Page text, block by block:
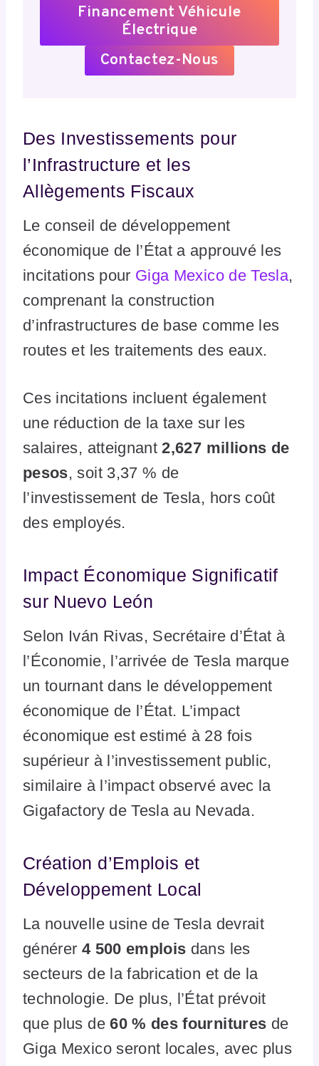
Financement Véhicule
Électrique
Contactez-Nous
Des Investissements pour
l’Infrastructure et les
Allègements Fiscaux
Le conseil de développement
économique de l’État a approuvé les
incitations pour Giga Mexico de Tesla,
comprenant la construction
d’infrastructures de base comme les
routes et les traitements des eaux.
Ces incitations incluent également
une réduction de la taxe sur les
salaires, atteignant2,627 millions de
pesos, soit 3,37 % de
l’investissement de Tesla, hors coût
des employés.
Impact Économique Significatif
sur Nuevo León
Selon Iván Rivas, Secrétaire d’État à
l’Économie, l’arrivée de Tesla marque
un tournant dans le développement
économique de l’État. L’impact
économique est estimé à 28 fois
supérieur à l’investissement public,
similaire à l’impact observé avec la
Gigafactory de Tesla au Nevada.
Création d’Emplois et
Développement Local
La nouvelle usine de Tesla devrait
générer 4 500 emplois dans les
secteurs de la fabrication et de la
technologie. De plus, l’État prévoit
que plus de60 % des fournitures de
Giga Mexico seront locales, avec plus